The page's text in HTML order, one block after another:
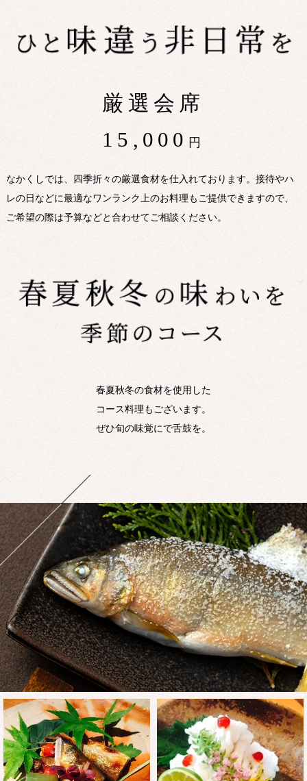
厳選会席
15,000 円
なかくしでは、四季折々の厳選食材を仕入れております。接待やハ
レの日などに最適なワンランク上のお料理もご提供できますので、
ご希望の際は予算などと合わせてご相談ください。
春夏秋冬の食材を使用した
コース料理もございます。
ぜひ旬の味覚にで舌鼓を。